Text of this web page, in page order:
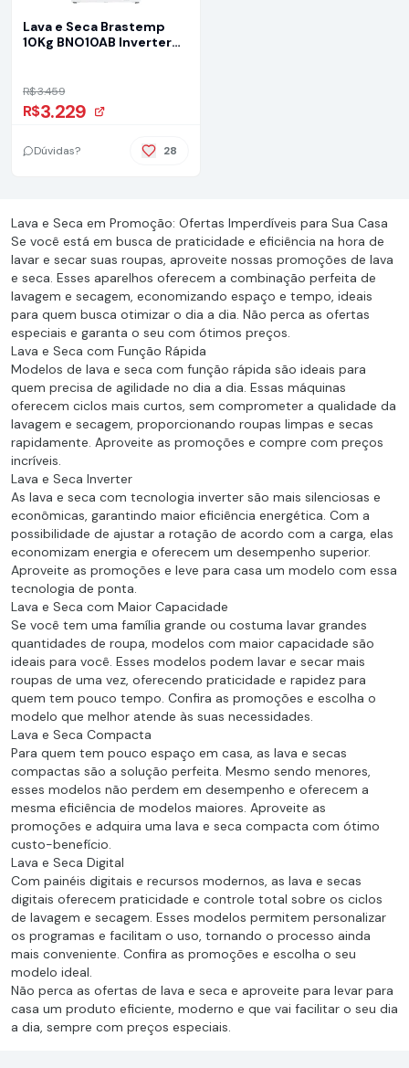
Lava e Seca Brastemp
10Kg BNO10AB Inverter
R$ 3.459
R$3.229
Dúvidas? 28
Lava e Seca em Promoção: Ofertas Imperdíveis para Sua Casa
Se você está em busca de praticidade e eficiência na hora de
lavar e secar suas roupas, aproveite nossas promoções de lava
e seca. Esses aparelhos oferecem a combinação perfeita de
lavagem e secagem, economizando espaço e tempo, ideais
para quem busca otimizar o dia a dia. Não perca as ofertas
especiais e garanta o seu com ótimos preços.
Lava e Seca com Função Rápida
Modelos de lava e seca com função rápida são ideais para
quem precisa de agilidade no dia a dia. Essas máquinas
oferecem ciclos mais curtos, sem comprometer a qualidade da
lavagem e secagem, proporcionando roupas limpas e secas
rapidamente. Aproveite as promoções e compre com preços
incríveis.
Lava e Seca Inverter
As lava e seca com tecnologia inverter são mais silenciosas e
econômicas, garantindo maior eficiência energética. Com a
possibilidade de ajustar a rotação de acordo com a carga, elas
economizam energia e oferecem um desempenho superior.
Aproveite as promoções e leve para casa um modelo com essa
tecnologia de ponta.
Lava e Seca com Maior Capacidade
Se você tem uma família grande ou costuma lavar grandes
quantidades de roupa, modelos com maior capacidade são
ideais para você. Esses modelos podem lavar e secar mais
roupas de uma vez, oferecendo praticidade e rapidez para
quem tem pouco tempo. Confira as promoções e escolha o
modelo que melhor atende às suas necessidades.
Lava e Seca Compacta
Para quem tem pouco espaço em casa, as lava e secas
compactas são a solução perfeita. Mesmo sendo menores,
esses modelos não perdem em desempenho e oferecem a
mesma eficiência de modelos maiores. Aproveite as
promoções e adquira uma lava e seca compacta com ótimo
custo-benefício.
Lava e Seca Digital
Com painéis digitais e recursos modernos, as lava e secas
digitais oferecem praticidade e controle total sobre os ciclos
de lavagem e secagem. Esses modelos permitem personalizar
os programas e facilitam o uso, tornando o processo ainda
mais conveniente. Confira as promoções e escolha o seu
modelo ideal.
Não perca as ofertas de lava e seca e aproveite para levar para
casa um produto eficiente, moderno e que vai facilitar o seu dia
a dia, sempre com preços especiais.